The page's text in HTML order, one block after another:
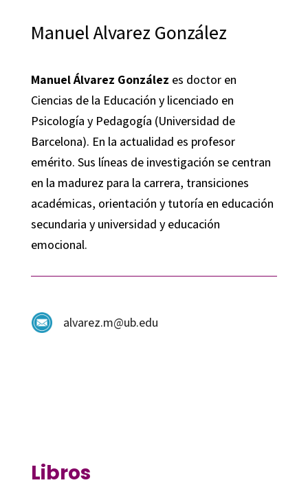
Manuel Alvarez González
Manuel Álvarez González es doctor en
Ciencias de la Educación y licenciado en
Psicología y Pedagogía (Universidad de
Barcelona). En la actualidad es profesor
emérito. Sus líneas de investigación se centran
en la madurez para la carrera, transiciones
académicas, orientación y tutoría en educación
secundaria y universidad y educación
emocional.
alvarez.m@ub.edu
Libros